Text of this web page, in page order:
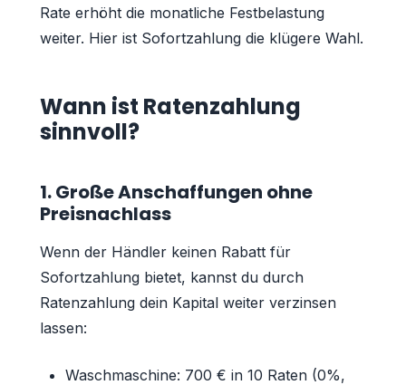
Rate erhöht die monatliche Festbelastung
weiter. Hier ist Sofortzahlung die klügere Wahl.
Wann ist Ratenzahlung
sinnvoll?
1. Große Anschaffungen ohne
Preisnachlass
Wenn der Händler keinen Rabatt für
Sofortzahlung bietet, kannst du durch
Ratenzahlung dein Kapital weiter verzinsen
lassen:
Waschmaschine: 700 € in 10 Raten (0%,